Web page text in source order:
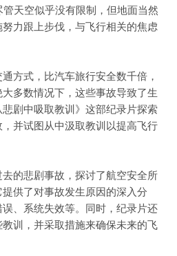
天空似乎没有限制，但地面当然
力跟上步伐，与飞行相关的焦虑
方式，比汽车旅行安全数千倍，
多数情况下，这些事故导致了生
剧中吸取教训》这部纪录片探索
并试图从中汲取教训以提高飞行
的悲剧事故，探讨了航空安全所
供了对事故发生原因的深入分
、系统失效等。同时，纪录片还
训，并采取措施来确保未来的飞